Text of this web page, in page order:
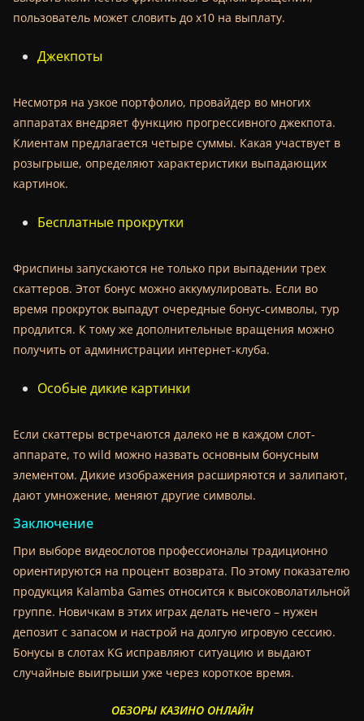
пользователь может словить до х10 на выплату.
Джекпоты
Несмотря на узкое портфолио, провайдер во многих
аппаратах внедряет функцию прогрессивного джекпота.
Клиентам предлагается четыре суммы. Какая участвует в
розыгрыше, определяют характеристики выпадающих
картинок.
Бесплатные прокрутки
Фриспины запускаются не только при выпадении трех
скаттеров. Этот бонус можно аккумулировать. Если во
время прокруток выпадут очередные бонус-символы, тур
продлится. К тому же дополнительные вращения можно
получить от администрации интернет-клуба.
Особые дикие картинки
Если скаттеры встречаются далеко не в каждом слот-
аппарате, то wild можно назвать основным бонусным
элементом. Дикие изображения расширяются и залипают,
дают умножение, меняют другие символы.
Заключение
При выборе видеослотов профессионалы традиционно
ориентируются на процент возврата. По этому показателю
продукция Kalamba Games относится к высоковолатильной
группе. Новичкам в этих играх делать нечего – нужен
депозит с запасом и настрой на долгую игровую сессию.
Бонусы в слотах KG исправляют ситуацию и выдают
случайные выигрыши уже через короткое время.
ОБЗОРЫ КАЗИНО ОНЛАЙН